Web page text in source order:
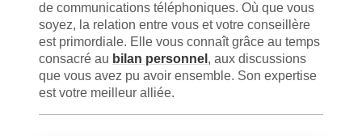
de communications téléphoniques. Où que vous
soyez, la relation entre vous et votre conseillère
est primordiale. Elle vous connaît grâce au temps
consacré au bilan personnel , aux discussions
que vous avez pu avoir ensemble. Son expertise
est votre meilleur alliée.